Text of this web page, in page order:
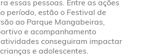
essas pessoas. Entre as ações
período, estão o Festival de
ao Parque Mangabeiras,
e acompanhamento
conseguiram impactar
e adolescentes.